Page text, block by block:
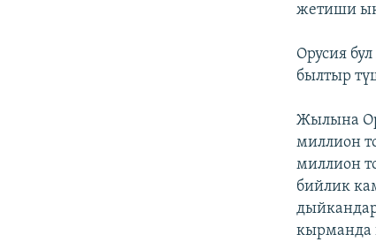
жетиши
Орусия
былтыр
Жылына
миллион
миллион
бийлик
кырманда